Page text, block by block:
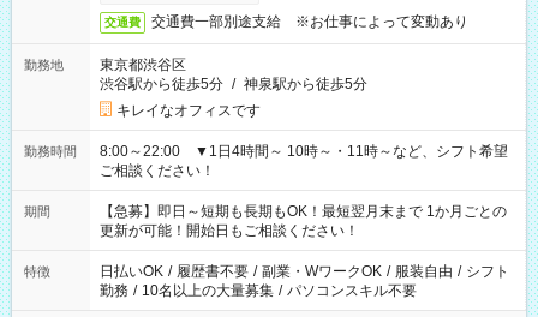
交通費 交通費一部別途支給 ※お仕事によって変動あり
勤務地
東京都渋谷区
渋谷駅から徒歩5分 / 神泉駅から徒歩5分
キレイなオフィスです
勤務時間
8:00～22:00 ▼1日4時間～ 10時～・11時～など、シフト希望
ご相談ください！
期間
【急募】即日～短期も長期もOK！最短翌月末まで 1か月ごとの
更新が可能！開始日もご相談ください！
特徴 日払いOK / 履歴書不要 / 副業・WワークOK / 服装自由 / シフト
勤務 / 10名以上の大量募集 / パソコンスキル不要